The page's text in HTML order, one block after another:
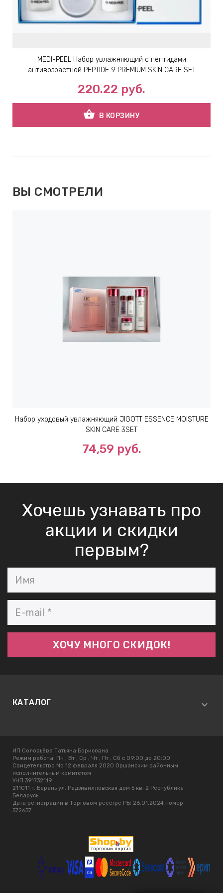
MEDI-PEEL Набор увлажняющий с пептидами
антивозрастной PEPTIDE 9 PREMIUM SKIN CARE SET
220.22 руб.
shopping_basket В КОРЗИНУ
ВЫ СМОТРЕЛИ
Набор уходовый увлажняющий JIGOTT ESSENCE MOISTURE
SKIN CARE 3SET
74,59 руб.
Хочешь узнавать про
акции и скидки
первым?
КАТАЛОГ
ИП Соловьёва Татьяна Борисовна
Режим работы: Пн , Вт , Ср , Чт , Пт , Сб c 09:00 до 20:00
Свидетельство No 12 февраля 2020 Оршанским районным
исполнительным комитетом
УНП 391732119
211011 г. Барань ул. Радзивилловская дом 5 кв. 2 Республика
Беларусь
Дата регистрации в Торговом реестре РБ: 26.01.2024 номер
572637